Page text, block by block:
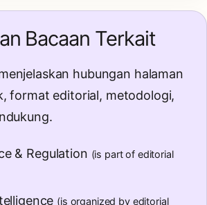
Bacaan Terkait
hubungan halaman
format editorial, metodologi,
& Regulation (is part of editorial
(is organized by editorial